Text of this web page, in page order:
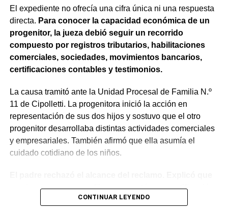
trasladada, la otra parte haya sido notificada.
Como en este caso ese traslado aún no se había
concretado, la jueza entendió que estaban cumplidos
todos los requisitos legales para admitir el desistimiento y
declarar extinguido el proceso.
«En virtud de ello entiendo que se encuentran
configurados los recaudos previstos en el artículo 278,
para que opere el desistimiento del proceso por voluntad
de la parte», explicó. Además, se estableció que las
actuaciones permanezcan archivadas en formato digital,
conforme a la normativa vigente del Poder Judicial de Río
El expediente no ofrecía una cifra única ni una respuesta
directa. Para conocer la capacidad económica de un
progenitor, la jueza debió seguir un recorrido
compuesto por registros tributarios, habilitaciones
comerciales, sociedades, movimientos bancarios,
certificaciones contables y testimonios.
La causa tramitó ante la Unidad Procesal de Familia N.º
11 de Cipolletti. La progenitora inició la acción en
representación de sus dos hijos y sostuvo que el otro
progenitor desarrollaba distintas actividades comerciales
y empresariales. También afirmó que ella asumía el
cuidado cotidiano de los niños.
sus ingresos no eran fijos, presentó una certificación
contable y acompañó documentación bancaria.
CONTINUAR LEYENDO